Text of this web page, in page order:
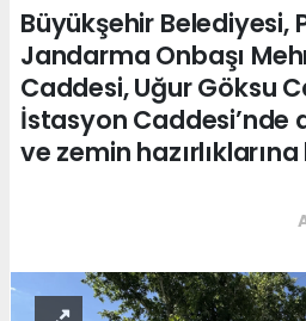
Büyükşehir Belediyesi,
Jandarma Onbaşı
Caddesi, Uğur Göksu
İstasyon Caddesi’nde
ve zemin